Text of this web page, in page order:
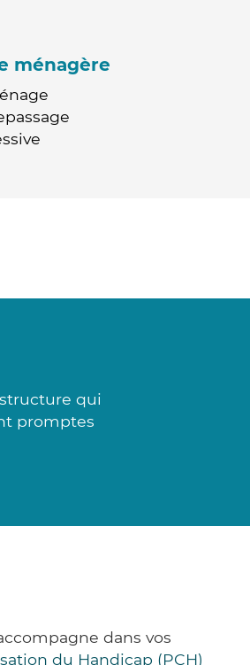
ménagère
qui
promptes
dans vos
du Handicap (PCH)